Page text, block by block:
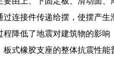
过连接件传递给摆，使摆产
程降低了地震对建筑物的影响
板式橡胶支座的整体抗震性